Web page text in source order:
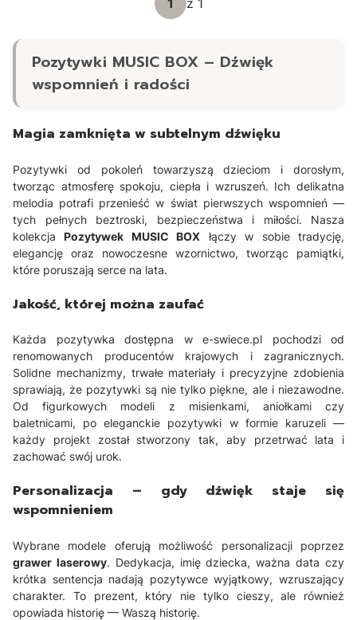
z 1
Pozytywki MUSIC BOX – Dźwięk
wspomnień i radości
Magia zamknięta w subtelnym dźwięku
Pozytywki od pokoleń towarzyszą dzieciom i dorosłym,
tworząc atmosferę spokoju, ciepła i wzruszeń. Ich delikatna
melodia potrafi przenieść w świat pierwszych wspomnień —
tych pełnych beztroski, bezpieczeństwa i miłości. Nasza
kolekcjaPozytywek MUSIC BOX łączy w sobie tradycję,
elegancję oraz nowoczesne wzornictwo, tworząc pamiątki,
które poruszają serce na lata.
Jakość, której można zaufać
Każda pozytywka dostępna w e-swiece.pl pochodzi od
renomowanych producentów krajowych i zagranicznych.
Solidne mechanizmy, trwałe materiały i precyzyjne zdobienia
sprawiają, że pozytywki są nie tylko piękne, ale i niezawodne.
Od figurkowych modeli z misienkami, aniołkami czy
baletnicami, po eleganckie pozytywki w formie karuzeli —
każdy projekt został stworzony tak, aby przetrwać lata i
zachować swój urok.
Personalizacja – gdy dźwięk staje się
wspomnieniem
Wybrane modele oferują możliwość personalizacji poprzez
grawer laserowy. Dedykacja, imię dziecka, ważna data czy
krótka sentencja nadają pozytywce wyjątkowy, wzruszający
charakter. To prezent, który nie tylko cieszy, ale również
opowiada historię — Waszą historię.